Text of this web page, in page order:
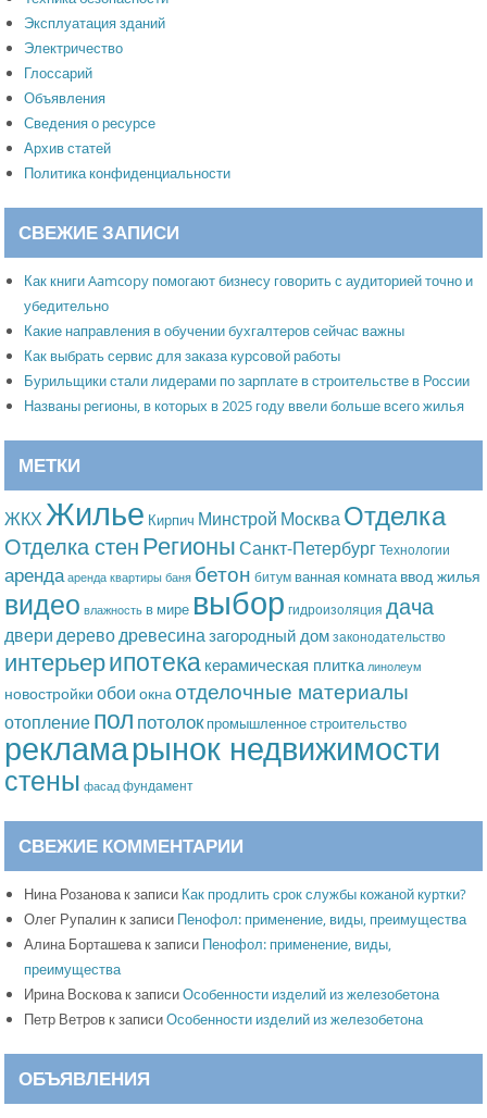
Эксплуатация зданий
Электричество
Глоссарий
Объявления
Сведения о ресурсе
Архив статей
Политика конфиденциальности
СВЕЖИЕ ЗАПИСИ
Как книги Aamcopy помогают бизнесу говорить с аудиторией точно и
убедительно
Какие направления в обучении бухгалтеров сейчас важны
Как выбрать сервис для заказа курсовой работы
Бурильщики стали лидерами по зарплате в строительстве в России
Названы регионы, в которых в 2025 году ввели больше всего жилья
МЕТКИ
ЖКХ Жилье Кирпич Минстрой МоскваОтделка
Отделка стенРегионы Санкт-Петербург Технологии
аренда аренда квартиры баня бетон битум ванная комната ввод жилья
видео влажность в мире выбор гидроизоляция дача
двери дереводревесиназагородный дом законодательство
интерьерипотека керамическая плитка линолеум
новостройки обои окна отделочные материалы
отоплениепол потолок промышленное строительство
рекламарынок недвижимости
стены фасад фундамент
СВЕЖИЕ КОММЕНТАРИИ
Нина Розанова к записи Как продлить срок службы кожаной куртки?
Олег Рупалин к записи Пенофол: применение, виды, преимущества
Алина Борташева к записи Пенофол: применение, виды,
преимущества
Ирина Воскова к записиОсобенности изделий из железобетона
Петр Ветров к записиОсобенности изделий из железобетона
ОБЪЯВЛЕНИЯ